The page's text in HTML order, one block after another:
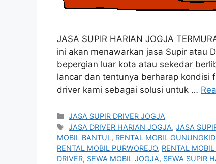
JASA SUPIR HARIAN JOGJA
ini akan menawarkan jasa Supir atau
bepergian luar kota atau sekedar
lancar dan tentunya berharap kondisi
driver kami sebagai solusi untuk …
Categories
JASA SUPIR DRIVER JOGJA
Tags
JASA DRIVER HARIAN JOGJA,JASA
MOBIL BANTUL, RENTAL MOBIL
RENTAL MOBIL PURWOREJO, RENTAL
DRIVER, SEWA MOBIL JOGJA, SEWA SUPIR